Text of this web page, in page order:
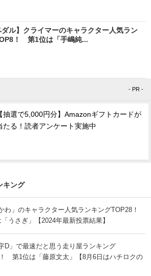
ダル】クライマーのキャラクター人気ラン
！ 第1位は「手嶋純...
- PR -
【抽選で5,000円分】Amazonギフトカードが
たる！読者アンケート実施中
キング
わ」のキャラクター人気ランキングTOP28！
うさぎ」【2024年最新投票結果】
D」で最速だと思う走り屋ランキング
第1位は「藤原文太」【8月6日はハチロクの